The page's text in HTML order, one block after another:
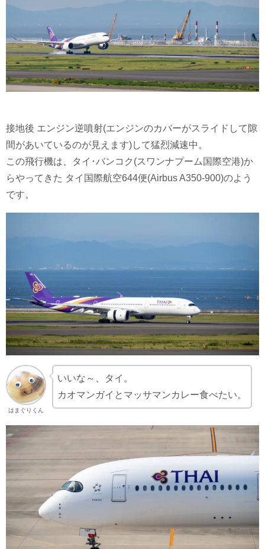
接地後 エンジン逆噴射(エンジンのカバーがスライドして隙
間があいているのが見えます)して猛烈減速中。
この飛行機は、タイ･バンコク(スワンナプーム国際空港)か
らやってきた タイ国際航空644便(Airbus A350-900)のよう
です。
はまぐりくん
いいな～、タイ。
カオマンガイとマッサマンカレー食べたい。